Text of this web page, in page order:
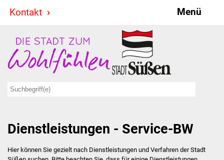
Kontakt Menü
Stadt & Politik
Bürgermeister
Ausschüsse
Ratsinformationssystem
Dienstleistungen - Service-BW
Hier können Sie gezielt nach Dienstleistungen und Verfahren der Stadt